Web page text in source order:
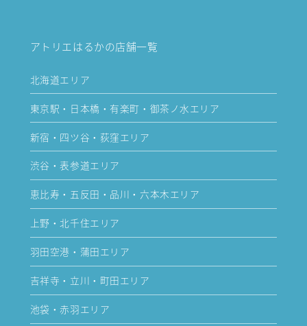
アトリエはるかの店舗一覧
北海道エリア
東京駅・日本橋・有楽町・御茶ノ水エリア
新宿・四ツ谷・荻窪エリア
渋谷・表参道エリア
恵比寿・五反田・品川・六本木エリア
上野・北千住エリア
羽田空港・蒲田エリア
吉祥寺・立川・町田エリア
池袋・赤羽エリア